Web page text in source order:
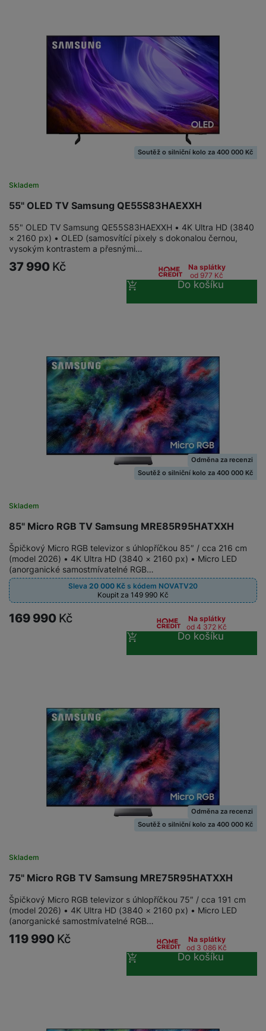
55" OLED TV Samsung QE55S83HAEXXH
Skladem
Soutěž o silniční kolo za 400 000 Kč
55" OLED TV Samsung QE55S83HAEXXH • 4K Ultra HD (3840
× 2160 px) • OLED (samosvítící pixely s dokonalou černou,
vysokým kontrastem a přesnými…
37 990 Kč
Na splátky
od 977 Kč
Do košíku
85" Micro RGB TV Samsung MRE85R95HATXXH
Skladem
Odměna za recenzi
Soutěž o silniční kolo za 400 000 Kč
Špičkový Micro RGB televizor s úhlopříčkou 85″ / cca 216 cm
(model 2026) • 4K Ultra HD (3840 × 2160 px) • Micro LED
(anorganické samostmívatelné RGB…
Sleva 20 000 Kčs kódem NOVATV20
Koupit za 149 990 Kč
169 990 Kč
Na splátky
od 4 372 Kč
Do košíku
75" Micro RGB TV Samsung MRE75R95HATXXH
Skladem
Odměna za recenzi
Soutěž o silniční kolo za 400 000 Kč
Špičkový Micro RGB televizor s úhlopříčkou 75″ / cca 191 cm
(model 2026) • 4K Ultra HD (3840 × 2160 px) • Micro LED
(anorganické samostmívatelné RGB…
119 990 Kč
Na splátky
od 3 086 Kč
Do košíku